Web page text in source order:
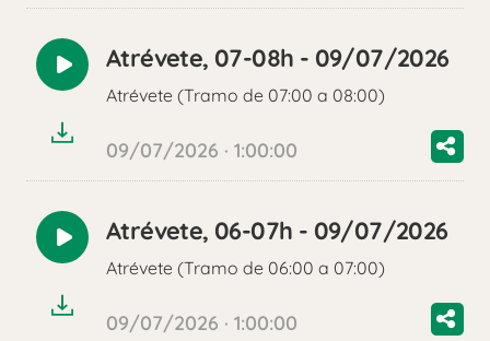
Reproducir
audio
Atrévete, 07-08h - 09/07/2026
Atrévete (Tramo de 07:00 a 08:00)
09/07/2026 · 1:00:00
Reproducir
audio
Atrévete, 06-07h - 09/07/2026
Atrévete (Tramo de 06:00 a 07:00)
09/07/2026 · 1:00:00